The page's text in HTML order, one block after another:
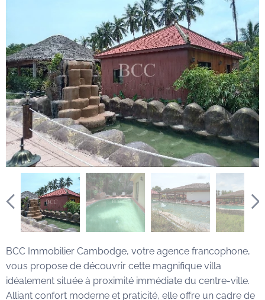
BCC Immobilier Cambodge, votre agence francophone,
vous propose de découvrir cette magnifique villa
idéalement située à proximité immédiate du centre-ville.
Alliant confort moderne et praticité, elle offre un cadre de